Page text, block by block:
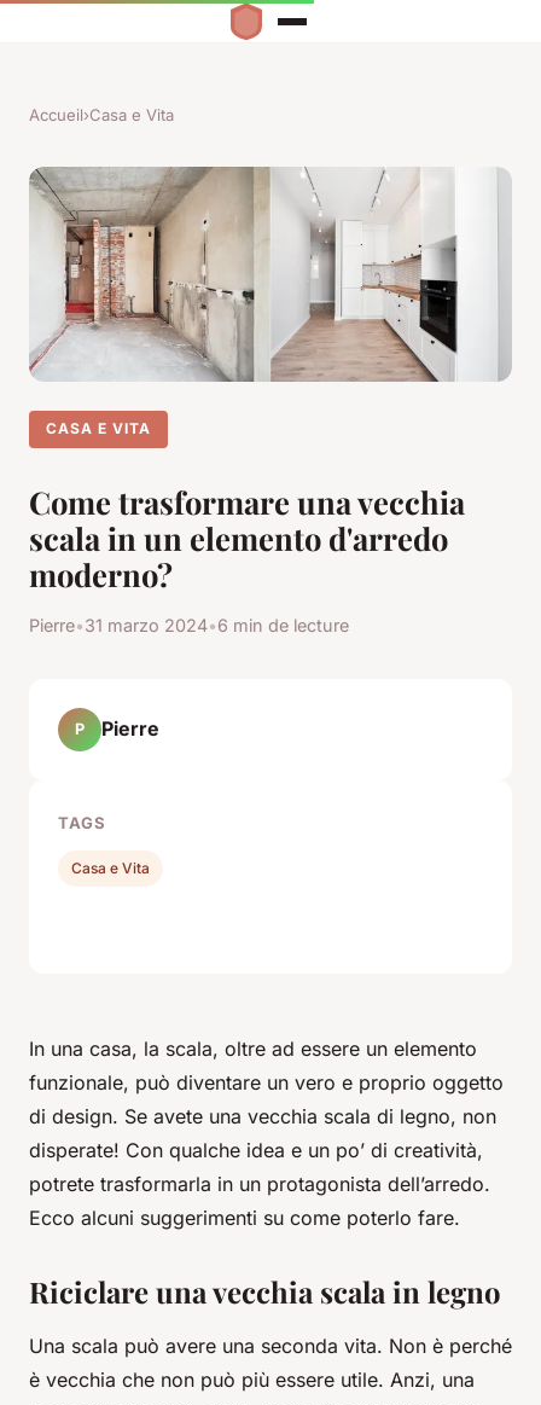
Accueil›Casa e Vita
CASA E VITA
Come trasformare una vecchia
scala in un elemento d'arredo
moderno?
Pierre•31 marzo 2024•6 min de lecture
In una casa, la scala, oltre ad essere un elemento
funzionale, può diventare un vero e proprio oggetto
di design. Se avete una vecchia scala di legno, non
disperate! Con qualche idea e un po’ di creatività,
potrete trasformarla in un protagonista dell’arredo.
Ecco alcuni suggerimenti su come poterlo fare.
Riciclare una vecchia scala in legno
Una scala può avere una seconda vita. Non è perché
è vecchia che non può più essere utile. Anzi, una
P Pierre
TAGS
Casa e Vita